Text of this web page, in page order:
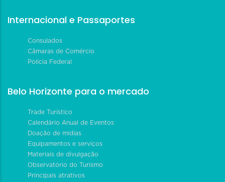
Internacional e Passaportes
Consulados
Câmaras de Comércio
Polícia Federal
Belo Horizonte para o mercado
Trade Turístico
Calendário Anual de Eventos
Doação de mídias
Equipamentos e serviços
Materiais de divulgação
Observatório do Turismo
Principais atrativos